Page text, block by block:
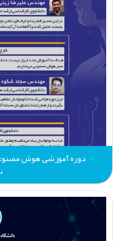
دوره آموزشی هوش مصنوعی